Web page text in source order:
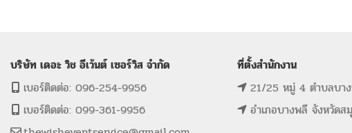
บริษัท เดอะ วิช อีเว้นต์ เซอร์วิส จำกัด
เบอร์ติดต่อ: 096-254-9956
เบอร์ติดต่อ: 099-361-9956
ที่ตั้งสำนักงาน
21/25 หมู่ 4 ตำบลบา
อำเภอบางพลี จังหวัดส